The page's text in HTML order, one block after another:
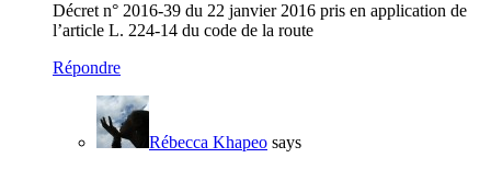
Décret n° 2016-39 du 22 janvier 2016 pris en application de
l’article L. 224-14 du code de la route
Répondre
Rébecca Khapeo says